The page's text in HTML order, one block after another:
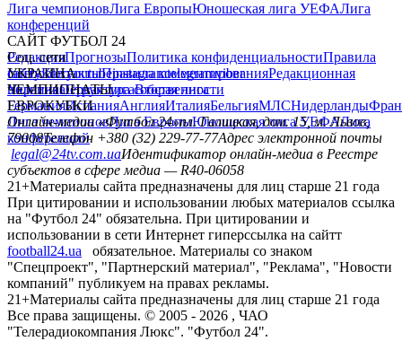
Лига чемпионовЛига ЕвропыЮношеская лига УЕФАЛига
конференций
САЙТ ФУТБОЛ 24
РедакцияПрогнозыПолитика конфиденциальностиПравила
сайтуКонтактыПравила комментированияРедакционная
политикаСтруктура собственности
Соц. сети
facebookxyoutubeinstagramtelegramviber
УКРАИНА
УкраинаПервая лигаВторая лига
ЧЕМПИОНАТЫ
ГерманияИспанияАнглияИталияБельгияМЛСНидерланды
ЕВРОКУБКИ
Лига чемпионовЛига ЕвропыЮношеская лига УЕФАЛига
конференций
Онлайн-медиа «Футбол 24»пл. Галицкая, дом. 15, м. Львов,
79008Телефон +380 (32) 229-77-77Адрес электронной почты
legal@24tv.com.uaИдентификатор онлайн-медиа в Реестре
субъектов в сфере медиа — R40-06058
21+Материалы сайта предназначены для лиц старше 21 года
При цитировании и использовании любых материалов ссылка
на "Футбол 24" обязательна. При цитировании и
использовании в сети Интернет гиперссылка на сайтт
football24.ua
обязательное. Материалы со знаком
"Спецпроект", "Партнерский материал", "Реклама", "Новости
компаний" публикуем на правах рекламы.
21+Материалы сайта предназначены для лиц старше 21 года
Все права защищены. © 2005 - 2026 , ЧАО
"Телерадиокомпания Люкс". "Футбол 24".